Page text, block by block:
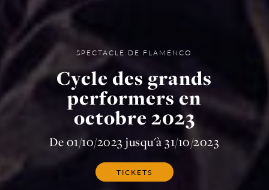
SPECTACLE DE FLAMENCO
Cycle des grands
performers en
octobre 2023
De 01/10/2023 jusqu'à 31/10/2023
TICKETS